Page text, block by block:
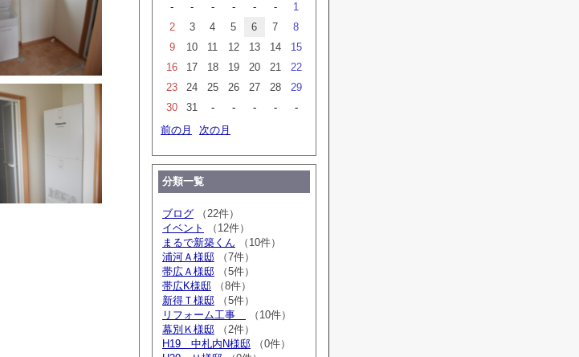
-
- - - - -
1
2
3 4 5 6 7
8
9
10 11 12 13 14
15
16
17 18 19 20 21
22
23
24 25 26 27 28
29
30
31 - - - -
-
前の月
次の月
分類一覧
ブログ （22件）
イベント
（12件）
まるで新築くん （10件）
浦河Ａ様邸 （7件）
帯広Ａ様邸 （5件）
帯広K様邸 （8件）
新得Ｔ様邸 （5件）
リフォーム工事
（10件）
幕別Ｋ様邸 （2件）
H19 中札内N様邸 （0件）